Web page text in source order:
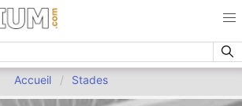
Accueil Stades